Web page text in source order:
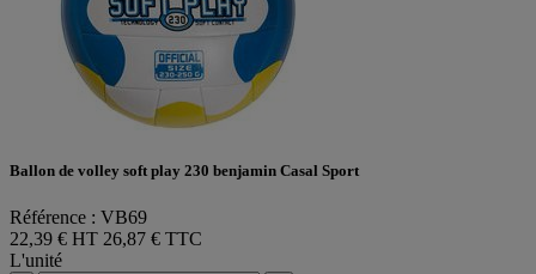
Ballon de volley soft play 230 benjamin Casal Sport
Référence : VB69
22,39 € HT 26,87 € TTC
L'unité